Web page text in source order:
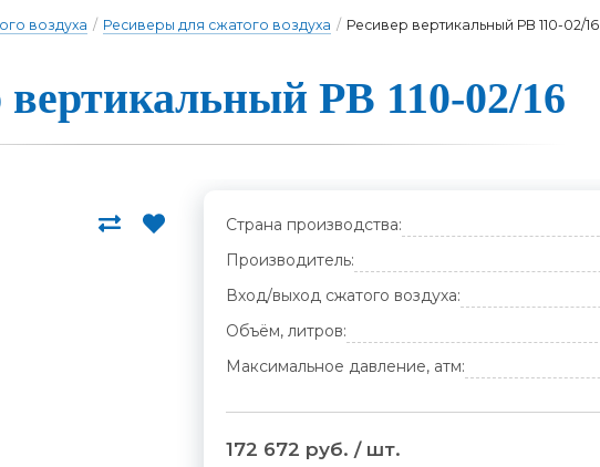
воздуха / Ресиверы для сжатого воздуха / Ресивер вертикальный РВ 110-02/16
вер­ти­каль­ный РВ 110-02/16
Страна производства:
Производитель:
Вход/выход сжатого воздуха:
Объём, литров:
Максимальное давление, атм:
172 672 руб. / шт.